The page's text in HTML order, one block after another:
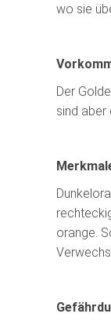
wo sie
Der
sind aber
orange.